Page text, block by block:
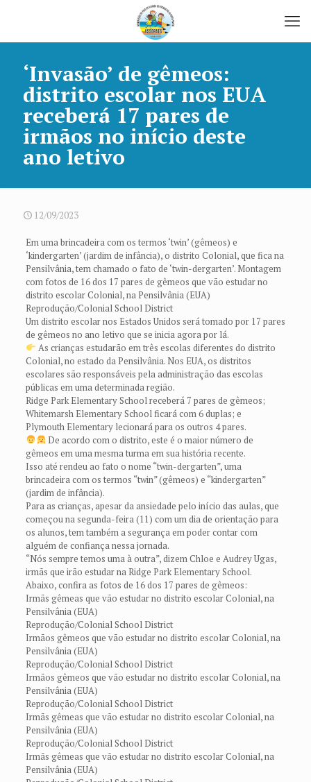
‘Invasão’ de gêmeos:
distrito escolar nos EUA
receberá 17 pares de
irmãos no início deste
ano letivo
12/09/2023
Em uma brincadeira com os termos ‘twin’ (gêmeos) e
‘kindergarten’ (jardim de infância), o distrito Colonial, que fica na
Pensilvânia, tem chamado o fato de ‘twin-dergarten’. Montagem
com fotos de 16 dos 17 pares de gêmeos que vão estudar no
distrito escolar Colonial, na Pensilvânia (EUA)
Reprodução/Colonial School District
Um distrito escolar nos Estados Unidos será tomado por 17 pares
de gêmeos no ano letivo que se inicia agora por lá.
As crianças estudarão em três escolas diferentes do distrito
Colonial, no estado da Pensilvânia. Nos EUA, os distritos
escolares são responsáveis pela administração das escolas
públicas em uma determinada região.
Ridge Park Elementary School receberá 7 pares de gêmeos;
Whitemarsh Elementary School ficará com 6 duplas; e
Plymouth Elementary lecionará para os outros 4 pares.
De acordo com o distrito, este é o maior número de
gêmeos em uma mesma turma em sua história recente.
Isso até rendeu ao fato o nome “twin-dergarten”, uma
brincadeira com os termos “twin” (gêmeos) e “kindergarten”
(jardim de infância).
Para as crianças, apesar da ansiedade pelo início das aulas, que
começou na segunda-feira (11) com um dia de orientação para
os alunos, tem também a segurança em poder contar com
alguém de confiança nessa jornada.
“Nós sempre temos uma à outra”, dizem Chloe e Audrey Ugas,
irmãs que irão estudar na Ridge Park Elementary School.
Abaixo, confira as fotos de 16 dos 17 pares de gêmeos:
Irmãs gêmeas que vão estudar no distrito escolar Colonial, na
Pensilvânia (EUA)
Reprodução/Colonial School District
Irmãos gêmeos que vão estudar no distrito escolar Colonial, na
Pensilvânia (EUA)
Reprodução/Colonial School District
Irmãos gêmeos que vão estudar no distrito escolar Colonial, na
Pensilvânia (EUA)
Reprodução/Colonial School District
Irmãs gêmeas que vão estudar no distrito escolar Colonial, na
Pensilvânia (EUA)
Reprodução/Colonial School District
Irmãs gêmeas que vão estudar no distrito escolar Colonial, na
Pensilvânia (EUA)